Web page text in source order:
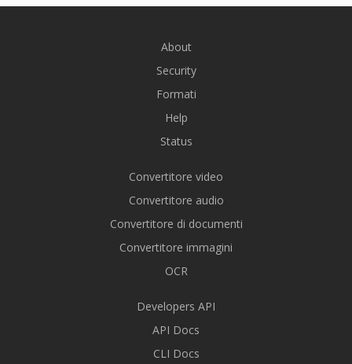
About
Security
Formati
Help
Status
Convertitore video
Convertitore audio
Convertitore di documenti
Convertitore immagini
OCR
Developers API
API Docs
CLI Docs